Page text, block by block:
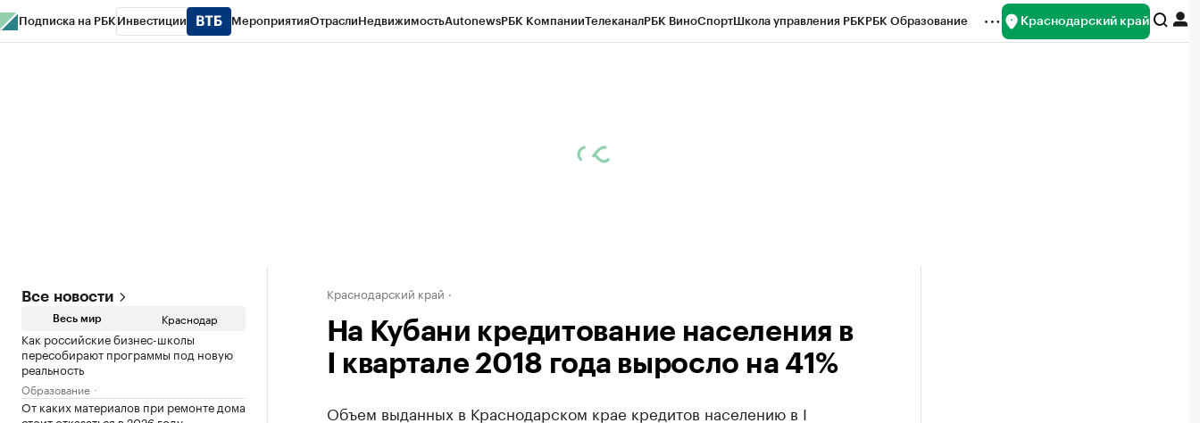
Подписка на РБК Инвестиции МероприятияОтраслиНедвижимостьAutonewsРБК КомпанииТелеканалРБК ВиноСпортШкола управления РБКРБК Образование Краснодарский край
Все новости
Весь мир Краснодар
Как российские бизнес-школы
пересобирают программы под новую
реальность
Образование
От каких материалов при ремонте дома
Краснодарский край
На Кубани кредитование населения в
I квартале 2018 года выросло на 41%
Объем выданных в Краснодарском крае кредитов населению в I